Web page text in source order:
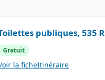
publiques, 535
Gratuit
la ficheItinéraire